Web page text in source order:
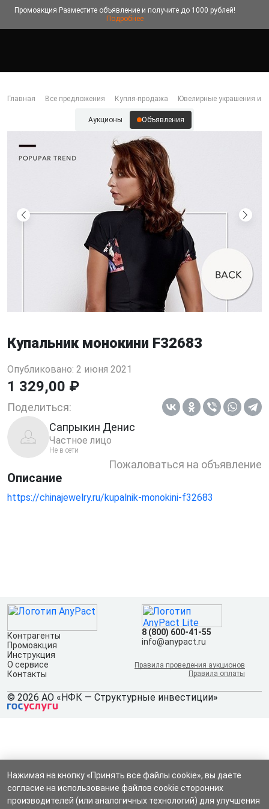
Промоакция Разместите объявление и получите до 1000 рублей!
Подробнее
Главная Все предложения Купля-продажа Ювелирные украшения и
Аукционы Объявления
Купальник монокини F32683
Опубликовано: 2 июня 2021
1 329,00 ₽
Поделиться:
Сапрыкин Денис
Частное лицо
Не в сети
Пожаловаться на объявление
Описание
https://chinajewelry.ru/kupalnik-monokini-f32683
Контрагенты
Промоакция
Инструкция
О сервисе
Контакты
8 (800) 600-41-55
info@anypact.ru
Правила проведения аукционов
Правила оплаты
© 2026 АО «НФК — Структурные инвестиции»
Нажимая на кнопку «Принять все файлы cookie», вы даете
согласие на использование файлов cookie сторонних
производителей (или аналогичных технологий) для улучшения